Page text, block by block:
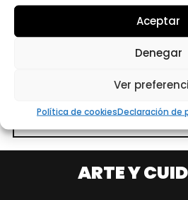
Aceptar
Denegar
Ver
Política de cookiesDeclaración de
ARTE Y